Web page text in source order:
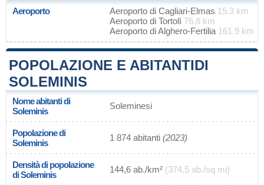
Aeroporto Aeroporto di Cagliari-Elmas 15.3 km
Aeroporto di Tortolì 76.8 km
Aeroporto di Alghero-Fertilia 161.9 km
POPOLAZIONE E ABITANTIDI
SOLEMINIS
Nome abitanti di
Soleminis
Soleminesi
Popolazione di
Soleminis
1 874 abitanti (2023)
Densità di popolazione
di Soleminis
144,6 ab./km² (374,5 ab./sq mi)